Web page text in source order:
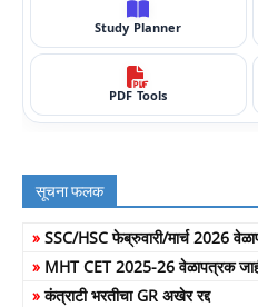
Study Planner
PDF Tools
सूचना फलक
» SSC/HSC फेब्रुवारी/मार्च 2026
» MHT CET 2025-26 वेळापत्रक
»कंत्राटी भरतीचा GR अखेर रद्द